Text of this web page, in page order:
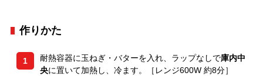
作りかた
1 耐熱容器に玉ねぎ・バターを入れ、ラップなしで庫内中
央に置いて加熱し、冷ます。［レンジ600W 約8分］